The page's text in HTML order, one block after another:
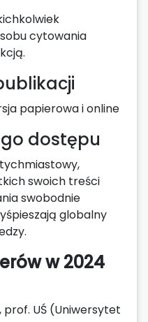
cytowania
papierowa i online
dostępu
swoich treści
swobodnie
globalny
w 2024
prof. UŚ (Uniwersytet